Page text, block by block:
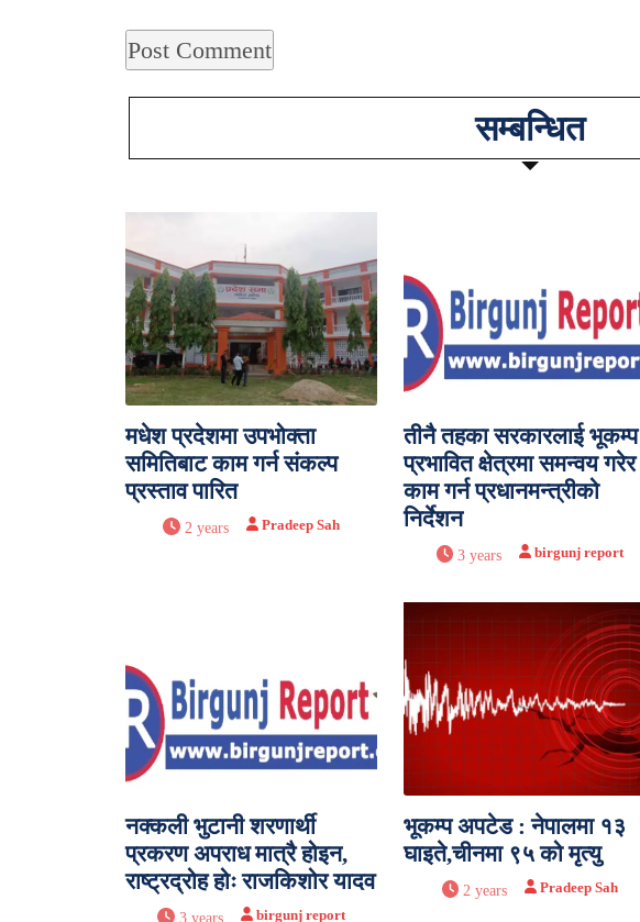
सम्बन्धित
मधेश प्रदेशमा उपभोक्ता
समितिबाट काम गर्न संकल्प
प्रस्ताव पारित
2 years Pradeep Sah
तीनै तहका सरकारलाई भूकम्प
प्रभावित क्षेत्रमा समन्वय गरेर
काम गर्न प्रधानमन्त्रीको
निर्देशन
3 years birgunj report
नक्कली भुटानी शरणार्थी
प्रकरण अपराध मात्रै होइन,
राष्ट्रद्रोह होः राजकिशोर यादव
3 years birgunj report
भूकम्प अपटेड : नेपालमा १३
घाइते,चीनमा ९५ को मृत्यु
2 years Pradeep Sah